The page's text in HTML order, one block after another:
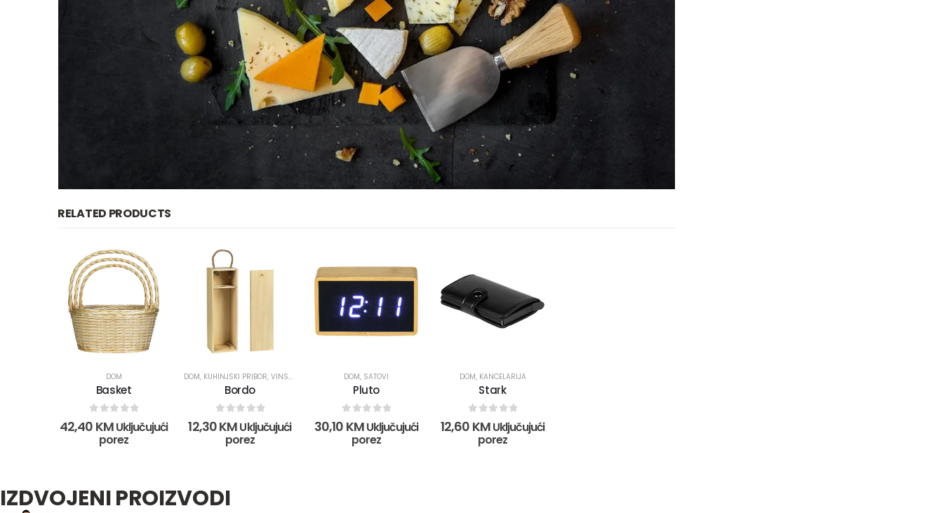
RELATED PRODUCTS
DOM
Basket
0
42,40 KMUključujući
porez
DOM, KUHINJSKI PRIBOR, VINSKI SETOVI
Bordo
12,30KMUključujući
porez
DOM, SATOVI
Pluto
30,10 KMUključujući
porez
DOM, KANCELARIJA
Stark
12,60 KMUključujući
porez
IZDVOJENI PROIZVODI